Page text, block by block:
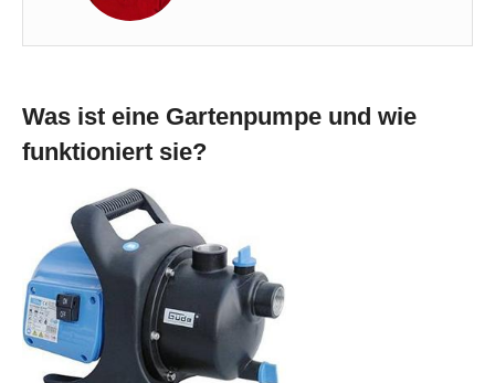
Was ist eine Gartenpumpe und wie
funktioniert sie?